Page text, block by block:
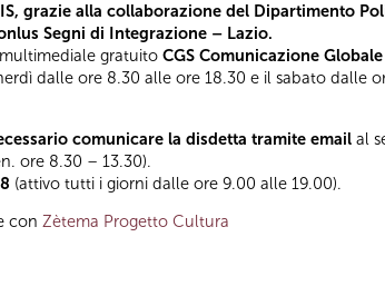
grazie alla collaborazione del Dipartimento
Segni di Integrazione – Lazio.
gratuito CGS Comunicazione
dalle ore 8.30 alle ore 18.30 e il sabato dalle
comunicare la disdetta tramite email al
ore 8.30 – 13.30).
(attivo tutti i giorni dalle ore 9.00 alle 19.00).
con Zètema Progetto Cultura